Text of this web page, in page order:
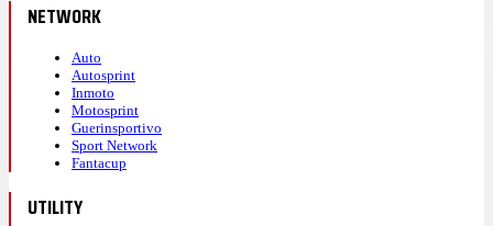
NETWORK
Auto
Autosprint
Inmoto
Motosprint
Guerinsportivo
Sport Network
Fantacup
UTILITY